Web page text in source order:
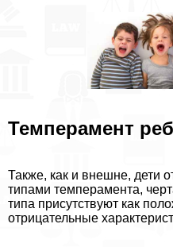
Темперамент
Также, как и внешне, дети
типами темперамента,
типа присутствуют как
отрицательные